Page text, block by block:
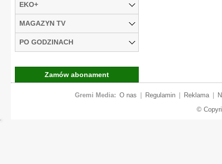
EKO+
MAGAZYN TV
PO GODZINACH
Zamów abonament
Gremi Media: O nas Regulamin Reklama
©